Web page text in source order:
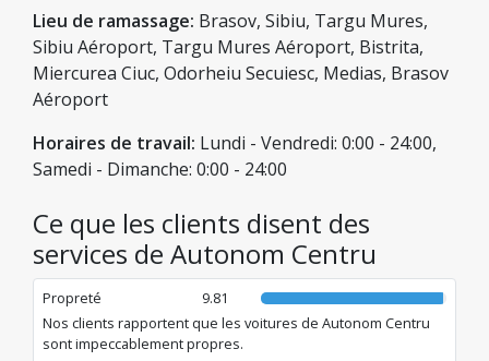
réseau de location de voitures le plus étendu de la région.
Quelle que soit votre destination, vous bénéficiez du
kilométrage illimité au niveau national et d'une flotte
diversifiée, des citadines aux SUV prêts pour les routes de
montagne. Nous offrons également des tarifs avantageux,
des km illimités et la possibilité de restituer le véhicule dans
différentes agences du réseau national.
Lieu de ramassage: Brasov, Sibiu, Targu Mures,
Sibiu Aéroport, Targu Mures Aéroport, Bistrita,
Miercurea Ciuc, Odorheiu Secuiesc, Medias, Brasov
Aéroport
Horaires de travail: Lundi - Vendredi: 0:00 - 24:00,
Samedi - Dimanche: 0:00 - 24:00
Ce que les clients disent des
services de Autonom Centru
Propreté
9.81
Nos clients rapportent que les voitures de Autonom Centru
sont impeccablement propres.